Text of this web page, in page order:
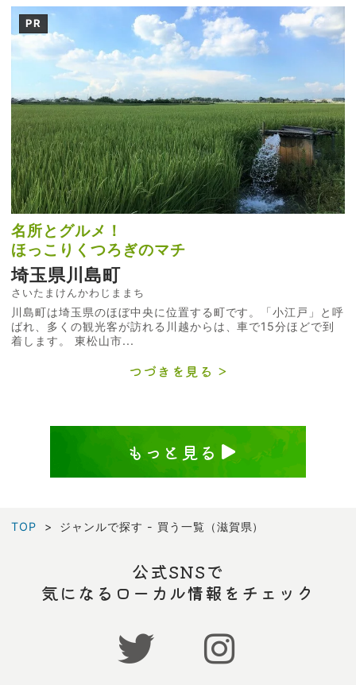
PR
名所とグルメ！
ほっこりくつろぎのマチ
埼玉県川島町
さいたまけんかわじままち
川島町は埼玉県のほぼ中央に位置する町です。「小江戸」と呼
ばれ、多くの観光客が訪れる川越からは、車で15分ほどで到
着します。 東松山市...
つづきを見る
もっと見る
TOP ジャンルで探す - 買う一覧（滋賀県）
公式SNSで
気になるローカル情報をチェック